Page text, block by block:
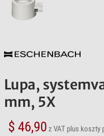
Lupa,
mm, 5X
$ 46,90 z VAT plus koszty